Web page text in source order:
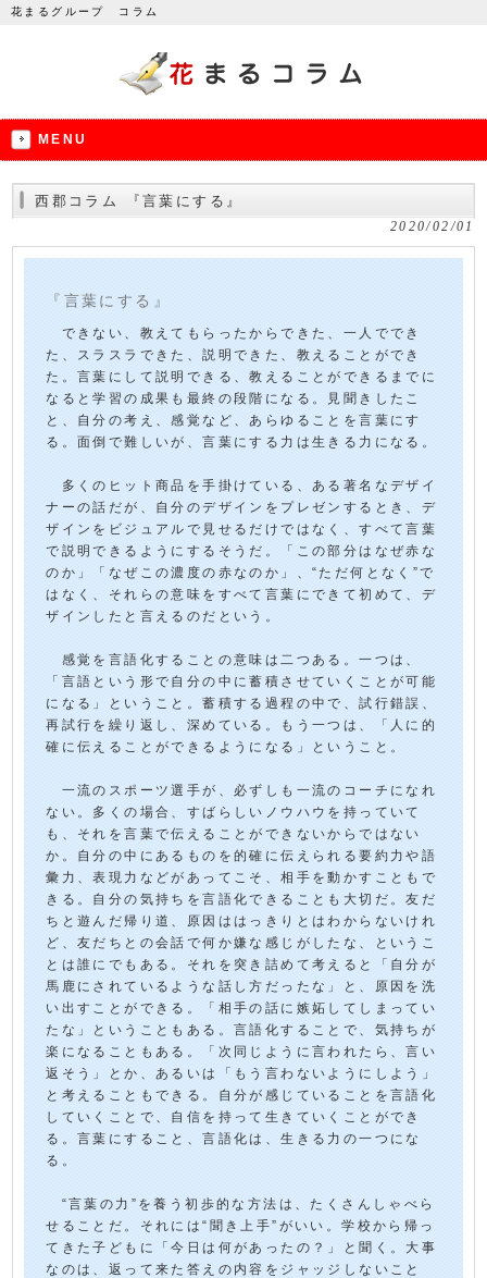
花まるグループ コラム
MENU
西郡コラム 『言葉にする』
2020/02/01
『言葉にする』
できない、教えてもらったからできた、一人ででき
た、スラスラできた、説明できた、教えることができ
た。言葉にして説明できる、教えることができるまでに
なると学習の成果も最終の段階になる。見聞きしたこ
と、自分の考え、感覚など、あらゆることを言葉にす
る。面倒で難しいが、言葉にする力は生きる力になる。
多くのヒット商品を手掛けている、ある著名なデザイ
ナーの話だが、自分のデザインをプレゼンするとき、デ
ザインをビジュアルで見せるだけではなく、すべて言葉
で説明できるようにするそうだ。「この部分はなぜ赤な
のか」「なぜこの濃度の赤なのか」、“ただ何となく”で
はなく、それらの意味をすべて言葉にできて初めて、デ
ザインしたと言えるのだという。
感覚を言語化することの意味は二つある。一つは、
「言語という形で自分の中に蓄積させていくことが可能
になる」ということ。蓄積する過程の中で、試行錯誤、
再試行を繰り返し、深めている。もう一つは、「人に的
確に伝えることができるようになる」ということ。
一流のスポーツ選手が、必ずしも一流のコーチになれ
ない。多くの場合、すばらしいノウハウを持っていて
も、それを言葉で伝えることができないからではない
か。自分の中にあるものを的確に伝えられる要約力や語
彙力、表現力などがあってこそ、相手を動かすこともで
きる。自分の気持ちを言語化できることも大切だ。友だ
ちと遊んだ帰り道、原因ははっきりとはわからないけれ
ど、友だちとの会話で何か嫌な感じがしたな、というこ
とは誰にでもある。それを突き詰めて考えると「自分が
馬鹿にされているような話し方だったな」と、原因を洗
い出すことができる。「相手の話に嫉妬してしまってい
たな」ということもある。言語化することで、気持ちが
楽になることもある。「次同じように言われたら、言い
返そう」とか、あるいは「もう言わないようにしよう」
と考えることもできる。自分が感じていることを言語化
していくことで、自信を持って生きていくことができ
る。言葉にすること、言語化は、生きる力の一つにな
る。
“言葉の力”を養う初歩的な方法は、たくさんしゃべら
せることだ。それには“聞き上手”がいい。学校から帰っ
てきた子どもに「今日は何があったの？」と聞く。大事
なのは、返って来た答えの内容をジャッジしないこと